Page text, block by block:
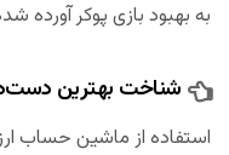
به بهبود بازی پوکر آورده
شناخت بهترین
استفاده از ماشین حساب